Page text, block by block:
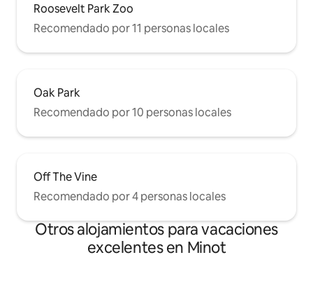
Roosevelt Park Zoo
Recomendado por 11 personas locales
Oak Park
Recomendado por 10 personas locales
Off The Vine
Recomendado por 4 personas locales
Otros alojamientos para vacaciones
excelentes en Minot